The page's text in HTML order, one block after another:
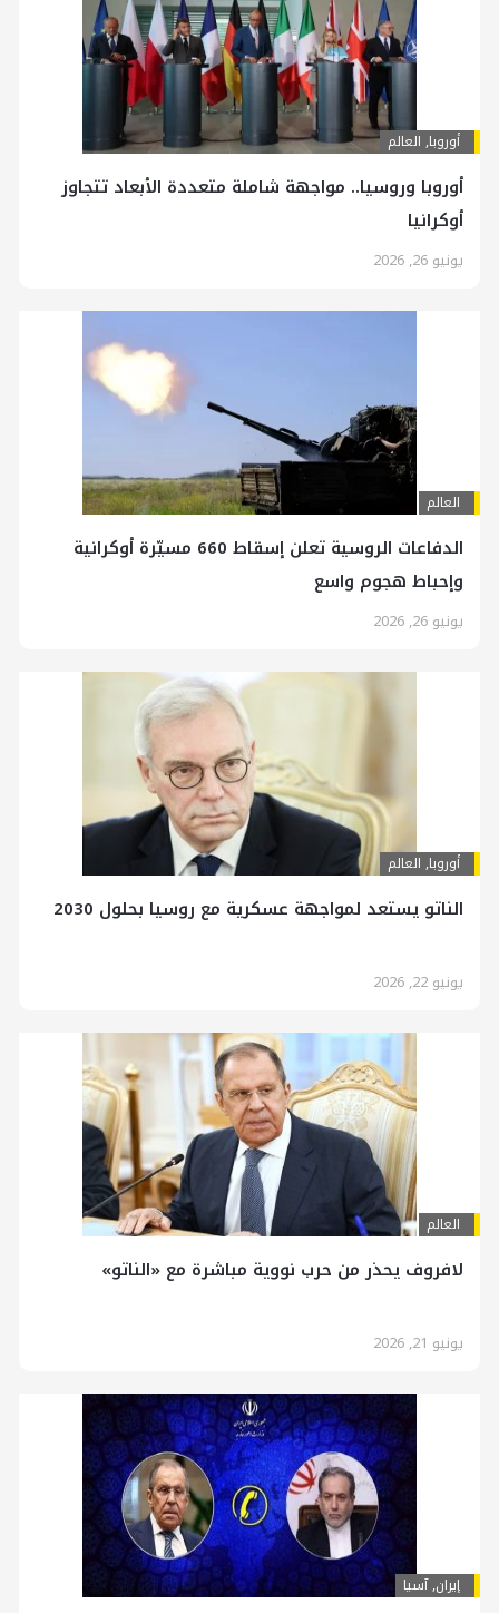
أوروبا, العالم
أوروبا وروسيا.. مواجهة شاملة متعددة الأبعاد تتجاوز
أوكرانيا
يونيو 26, 2026
العالم
الدفاعات الروسية تعلن إسقاط 660 مسيّرة أوكرانية
وإحباط هجوم واسع
يونيو 26, 2026
أوروبا, العالم
الناتو يستعد لمواجهة عسكرية مع روسيا بحلول 2030
يونيو 22, 2026
العالم
لافروف يحذر من حرب نووية مباشرة مع «الناتو»
يونيو 21, 2026
إيران,آسیا